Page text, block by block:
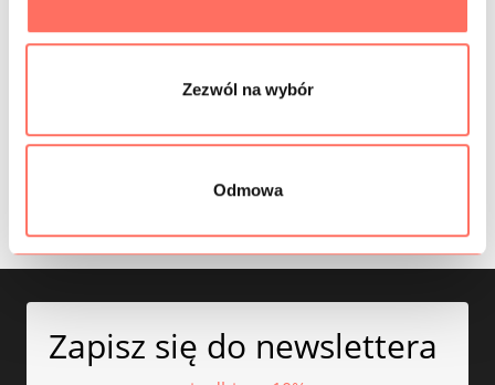
Zezwól na wybór
Odmowa
PRÓBKI TKANIN
Zapisz się do newslettera